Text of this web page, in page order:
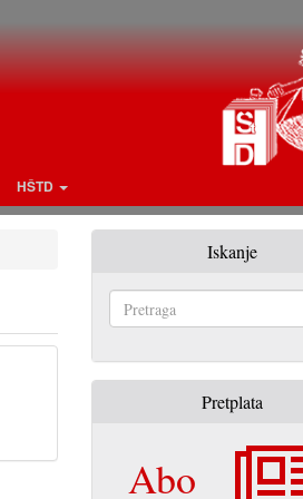
HŠTD
Iskanje
Pretplata
Abo